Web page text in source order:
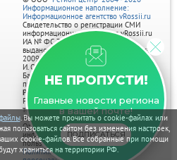
. Вы можете прочитать о cookie-файлах или
пользоваться сайтом без изменения настроек,
cookie-файлов. Все собранные при помощи
храниться на территории РФ.
НЕ ПРОПУСТИ!
Главные новости региона
в вашей почте!
ПОДПИСАТЬСЯ
Информационное наполнение:
Информационное агентство vRossii.ru
Свидетельство о регистрации СМИ
информационного агентства vRossii.ru
ИА № ФС 77‑35502
выдано РОСКОМНАДЗОРом 04 марта
2009г.
И. О. Главного редактора Нарыков А. Н.
Баннеры на портале размещаются на
правах рекламы.
Реклама на портале:
Рекламное агентство "Умный маркетинг"
тел. 7-910-267-70-40,
email: umnyy.marketing@yandex.ru
Отдельные публикации могут содержать
информацию, не предназначенную для
пользователей до 18 лет.
Политика в отношении обработки